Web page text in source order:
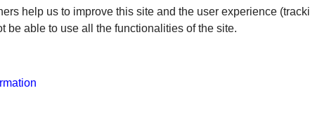
help us to improve this site and the user experience
be able to use all the functionalities of the site.